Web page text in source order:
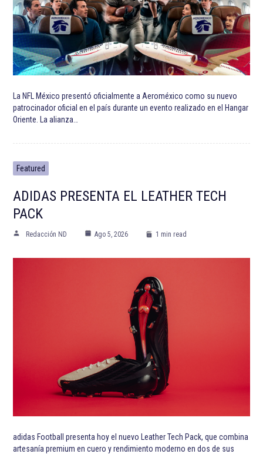
La NFL México presentó oficialmente a Aeroméxico como su nuevo
patrocinador oficial en el país durante un evento realizado en el Hangar
Oriente. La alianza…
Featured
ADIDAS PRESENTA EL LEATHER TECH
PACK
Redacción ND Ago 5, 2026 1 min read
adidas Football presenta hoy el nuevo Leather Tech Pack, que combina
artesanía premium en cuero y rendimiento moderno en dos de sus